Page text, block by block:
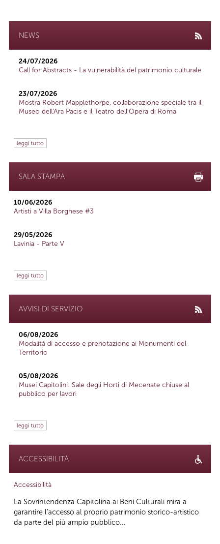
NEWS
24/07/2026
Call for Abstracts - La vulnerabilità del patrimonio culturale
23/07/2026
Mostra Robert Mapplethorpe, collaborazione speciale tra il
Museo dell'Ara Pacis e il Teatro dell'Opera di Roma
leggi tutto
SALA STAMPA
10/06/2026
Artisti a Villa Borghese #3
29/05/2026
Lavinia - Parte V
leggi tutto
AVVISI DI SERVIZIO
06/08/2026
Modalità di accesso e prenotazione ai Monumenti del
Territorio
05/08/2026
Musei Capitolini: Sale degli Horti di Mecenate chiuse al
pubblico per lavori
leggi tutto
ACCESSIBILITÀ
Accessibilità
La Sovrintendenza Capitolina ai Beni Culturali mira a
garantire l’accesso al proprio patrimonio storico-artistico
da parte del più ampio pubblico...